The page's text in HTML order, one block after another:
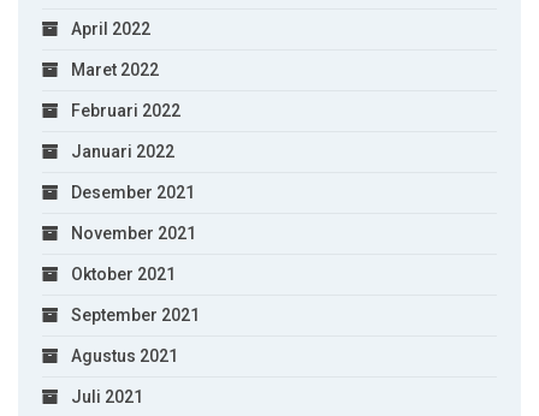
April 2022
Maret 2022
Februari 2022
Januari 2022
Desember 2021
November 2021
Oktober 2021
September 2021
Agustus 2021
Juli 2021